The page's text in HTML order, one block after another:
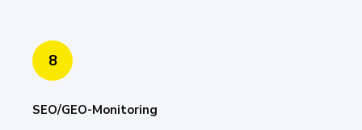
8
SEO/GEO-Monitoring